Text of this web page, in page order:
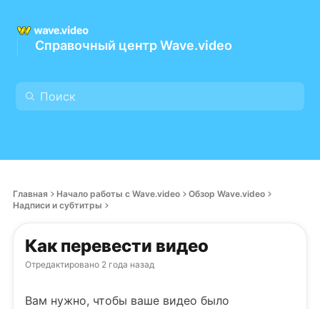
Справочный центр Wave.video
Главная Начало работы с Wave.video
Обзор Wave.video
Надписи и субтитры
Как перевести видео
Отредактировано 2 года назад
Вам нужно, чтобы ваше видео было